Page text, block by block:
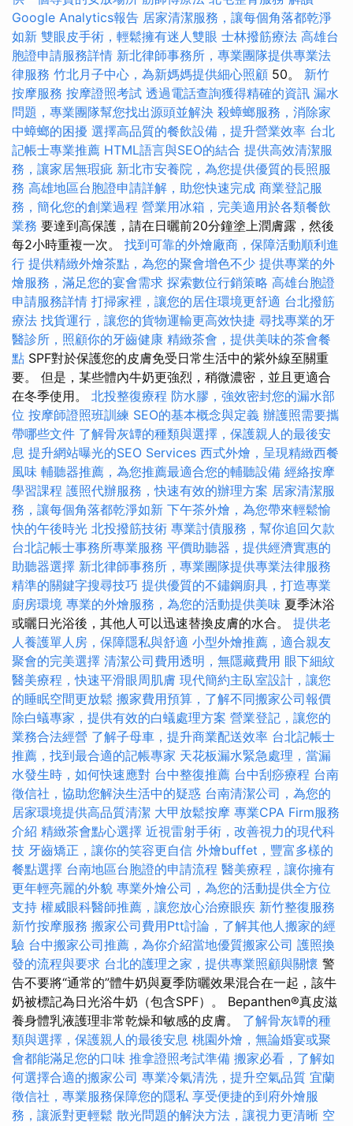
Google Analytics報告 居家清潔服務，讓每個角落都乾淨
如新 雙眼皮手術，輕鬆擁有迷人雙眼 士林撥筋療法 高雄台
胞證申請服務詳情 新北律師事務所，專業團隊提供專業法
律服務 竹北月子中心，為新媽媽提供細心照顧 50。 新竹
按摩服務 按摩證照考試 透過電話查詢獲得精確的資訊 漏水
問題，專業團隊幫您找出源頭並解決 殺蟑螂服務，消除家
中蟑螂的困擾 選擇高品質的餐飲設備，提升營業效率 台北
記帳士專業推薦 HTML語言與SEO的結合 提供高效清潔服
務，讓家居無瑕疵 新北市安養院，為您提供優質的長照服
務 高雄地區台胞證申請詳解，助您快速完成 商業登記服
務，簡化您的創業過程 營業用冰箱，完美適用於各類餐飲
業務 要達到高保護，請在日曬前20分鐘塗上潤膚露，然後
每2小時重複一次。 找到可靠的外燴廠商，保障活動順利進
行 提供精緻外燴茶點，為您的聚會增色不少 提供專業的外
燴服務，滿足您的宴會需求 探索數位行銷策略 高雄台胞證
申請服務詳情 打掃家裡，讓您的居住環境更舒適 台北撥筋
療法 找貨運行，讓您的貨物運輸更高效快捷 尋找專業的牙
醫診所，照顧你的牙齒健康 精緻茶會，提供美味的茶會餐
點 SPF對於保護您的皮膚免受日常生活中的紫外線至關重
要。 但是，某些體內牛奶更強烈，稍微濃密，並且更適合
在冬季使用。 北投整復療程 防水膠，強效密封您的漏水部
位 按摩師證照班訓練 SEO的基本概念與定義 辦護照需要攜
帶哪些文件 了解骨灰罈的種類與選擇，保護親人的最後安
息 提升網站曝光的SEO Services 西式外燴，呈現精緻西餐
風味 輔聽器推薦，為您推薦最適合您的輔聽設備 經絡按摩
學習課程 護照代辦服務，快速有效的辦理方案 居家清潔服
務，讓每個角落都乾淨如新 下午茶外燴，為您帶來輕鬆愉
快的午後時光 北投撥筋技術 專業討債服務，幫你追回欠款
台北記帳士事務所專業服務 平價助聽器，提供經濟實惠的
助聽器選擇 新北律師事務所，專業團隊提供專業法律服務
精準的關鍵字搜尋技巧 提供優質的不鏽鋼廚具，打造專業
廚房環境 專業的外燴服務，為您的活動提供美味 夏季沐浴
或曬日光浴後，其他人可以迅速替換皮膚的水合。 提供老
人養護單人房，保障隱私與舒適 小型外燴推薦，適合親友
聚會的完美選擇 清潔公司費用透明，無隱藏費用 眼下細紋
醫美療程，快速平滑眼周肌膚 現代簡約主臥室設計，讓您
的睡眠空間更放鬆 搬家費用預算，了解不同搬家公司報價
除白蟻專家，提供有效的白蟻處理方案 營業登記，讓您的
業務合法經營 了解子母車，提升商業配送效率 台北記帳士
推薦，找到最合適的記帳專家 天花板漏水緊急處理，當漏
水發生時，如何快速應對 台中整復推薦 台中刮痧療程 台南
徵信社，協助您解決生活中的疑惑 台南清潔公司，為您的
居家環境提供高品質清潔 大甲放鬆按摩 專業CPA Firm服務
介紹 精緻茶會點心選擇 近視雷射手術，改善視力的現代科
技 牙齒矯正，讓你的笑容更自信 外燴buffet，豐富多樣的
餐點選擇 台南地區台胞證的申請流程 醫美療程，讓你擁有
更年輕亮麗的外貌 專業外燴公司，為您的活動提供全方位
支持 權威眼科醫師推薦，讓您放心治療眼疾 新竹整復服務
新竹按摩服務 搬家公司費用Ptt討論，了解其他人搬家的經
驗 台中搬家公司推薦，為你介紹當地優質搬家公司 護照換
發的流程與要求 台北的護理之家，提供專業照顧與關懷 警
告不要將“通常的”體牛奶與夏季防曬效果混合在一起，該牛
奶被標記為日光浴牛奶（包含SPF）。 Bepanthen®真皮滋
養身體乳液護理非常乾燥和敏感的皮膚。 了解骨灰罈的種
類與選擇，保護親人的最後安息 桃園外燴，無論婚宴或聚
會都能滿足您的口味 推拿證照考試準備 搬家必看，了解如
何選擇合適的搬家公司 專業冷氣清洗，提升空氣品質 宜蘭
徵信社，專業服務保障您的隱私 享受便捷的到府外燴服
務，讓派對更輕鬆 散光問題的解決方法，讓視力更清晰 空